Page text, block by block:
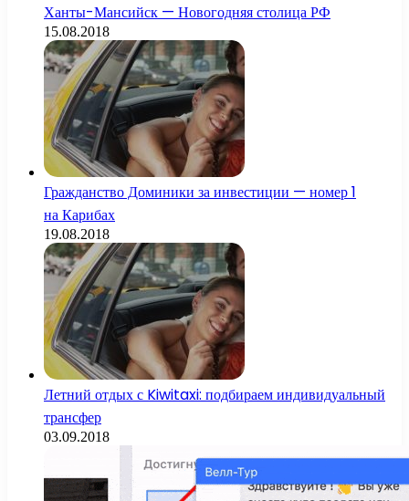
Ханты-Мансийск — Новогодняя столица РФ
15.08.2018
Гражданство Доминики за инвестиции — номер 1
на Карибах
19.08.2018
Летний отдых с Kiwitaxi: подбираем индивидуальный
трансфер
03.09.2018